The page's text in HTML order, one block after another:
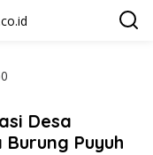
Desa
Puyuh